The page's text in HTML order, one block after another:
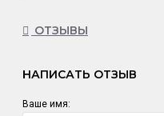
ОТЗЫВЫ
НАПИСАТЬ ОТЗЫВ
Ваше имя: